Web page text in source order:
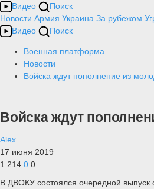
Видео
Поиск
Новости Армия Украина За рубежом
Видео
Поиск
Военная платформа
Новости
Войска ждут пополнение из
Войска ждут
Alex
17 июня 2019
1 214 0 0
В ДВОКУ состоялся очередной